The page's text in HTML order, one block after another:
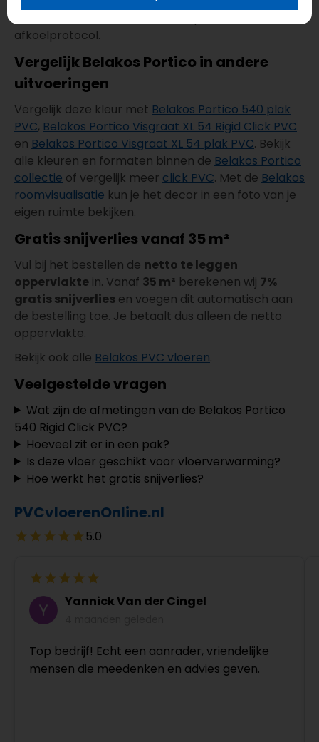
afkoelprotocol.
Vergelijk Belakos Portico in andere
uitvoeringen
Vergelijk deze kleur met Belakos Portico 540 plak
PVC, Belakos Portico Visgraat XL 54 Rigid Click PVC
en Belakos Portico Visgraat XL 54 plak PVC. Bekijk
alle kleuren en formaten binnen de Belakos Portico
collectie of vergelijk meer click PVC. Met de Belakos
roomvisualisatie kun je het decor in een foto van je
eigen ruimte bekijken.
Gratis snijverlies vanaf 35 m²
Vul bij het bestellen de netto te leggen
oppervlakte in. Vanaf 35 m² berekenen wij 7%
gratis snijverlies en voegen dit automatisch aan
de bestelling toe. Je betaalt dus alleen de netto
oppervlakte.
Bekijk ook alle Belakos PVC vloeren.
Veelgestelde vragen
Wat zijn de afmetingen van de Belakos Portico
540 Rigid Click PVC?
Hoeveel zit er in een pak?
Is deze vloer geschikt voor vloerverwarming?
Hoe werkt het gratis snijverlies?
PVCvloerenOnline.nl
5.0
Yannick Van der Cingel
Top bedrijf! Echt een aanrader, vriendelijke
mensen die meedenken en advies geven.